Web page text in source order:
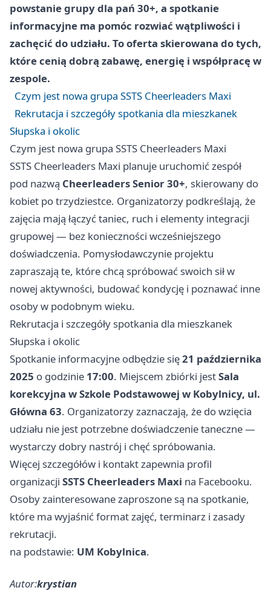
powstanie grupy dla pań 30+, a spotkanie
informacyjne ma pomóc rozwiać wątpliwości i
zachęcić do udziału. To oferta skierowana do tych,
które cenią dobrą zabawę, energię i współpracę w
zespole.
Czym jest nowa grupa SSTS Cheerleaders Maxi
Rekrutacja i szczegóły spotkania dla mieszkanek
Słupska i okolic
Czym jest nowa grupa SSTS Cheerleaders Maxi
SSTS Cheerleaders Maxi planuje uruchomić zespół
pod nazwą Cheerleaders Senior 30+, skierowany do
kobiet po trzydziestce. Organizatorzy podkreślają, że
zajęcia mają łączyć taniec, ruch i elementy integracji
grupowej — bez konieczności wcześniejszego
doświadczenia. Pomysłodawczynie projektu
zapraszają te, które chcą spróbować swoich sił w
nowej aktywności, budować kondycję i poznawać inne
osoby w podobnym wieku.
Rekrutacja i szczegóły spotkania dla mieszkanek
Słupska i okolic
Spotkanie informacyjne odbędzie się21 października
2025 o godzinie 17:00. Miejscem zbiórki jestSala
korekcyjna w Szkole Podstawowej w Kobylnicy, ul.
Główna 63. Organizatorzy zaznaczają, że do wzięcia
udziału nie jest potrzebne doświadczenie taneczne —
wystarczy dobry nastrój i chęć spróbowania.
Więcej szczegółów i kontakt zapewnia profil
organizacji SSTS Cheerleaders Maxi na Facebooku.
Osoby zainteresowane zaproszone są na spotkanie,
które ma wyjaśnić format zajęć, terminarz i zasady
rekrutacji.
na podstawie: UM Kobylnica.
Autor:krystian